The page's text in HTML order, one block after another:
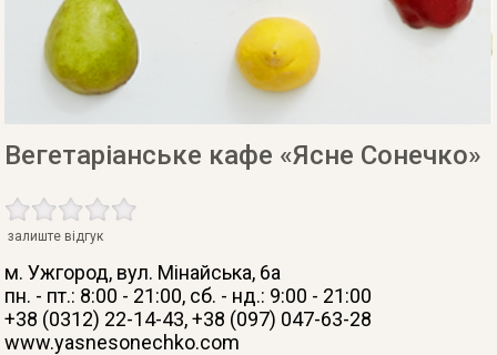
Вегетаріанське кафе «Ясне Сонечко»
залиште відгук
м. Ужгород, вул. Мінайська, 6а
пн. - пт.: 8:00 - 21:00, сб. - нд.: 9:00 - 21:00
+38 (0312) 22-14-43, +38 (097) 047-63-28
www.yasnesonechko.com